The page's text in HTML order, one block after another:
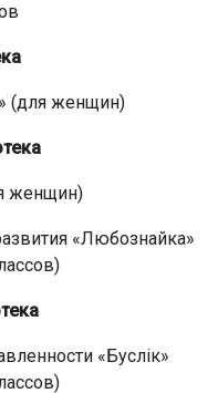
(для женщин)
женщин)
«Любознайка»
«Буслік»